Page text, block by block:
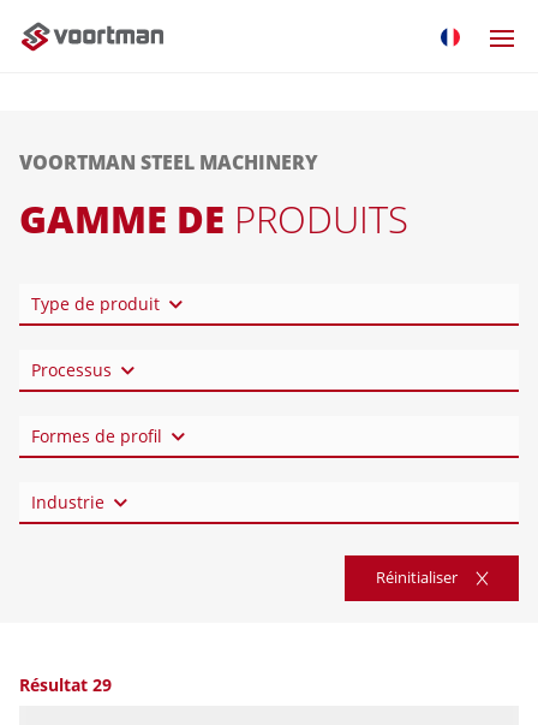
VOORTMAN STEEL MACHINERY
GAMME DE PRODUITS
Type de produit
Processus
Formes de profil
Industrie
Réinitialiser
Résultat 29